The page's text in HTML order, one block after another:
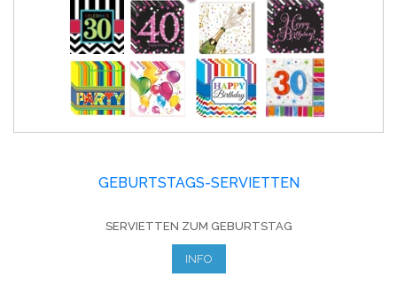
GEBURTSTAGS-SERVIETTEN
SERVIETTEN ZUM GEBURTSTAG
INFO